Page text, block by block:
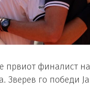
првиот финалист
Зверев го победи